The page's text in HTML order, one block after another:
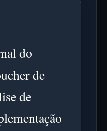
linhas de
do
de
de